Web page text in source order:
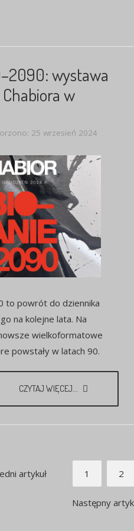
wystawa
w
25 wrzesień 2024
to powrót do dziennika
na kolejne lata. Na
wielkoformatowe
powstały w latach 90.
CZYTAJ WIĘCEJ...
artykuł 1 2
Następny